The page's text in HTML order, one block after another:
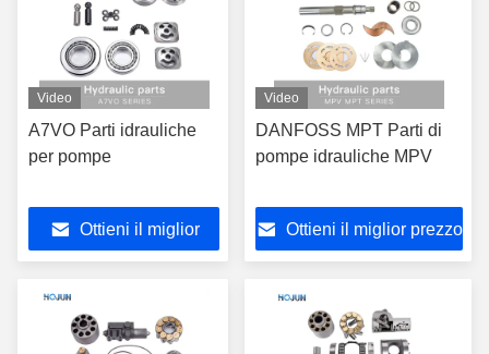
Video
A7VO Parti idrauliche
per pompe
Ottieni il miglior
Video
DANFOSS MPT Parti di
pompe idrauliche MPV
Ottieni il miglior prezzo